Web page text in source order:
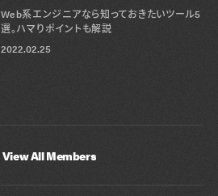
Web系エンジニアなら知っておきたいツール5
選。ハマりポイントも解説
2022.02.25
View All Members